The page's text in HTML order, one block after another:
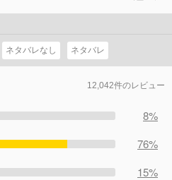
ネタバレなし ネタバレ
12,042件のレビュー
8%
76%
15%